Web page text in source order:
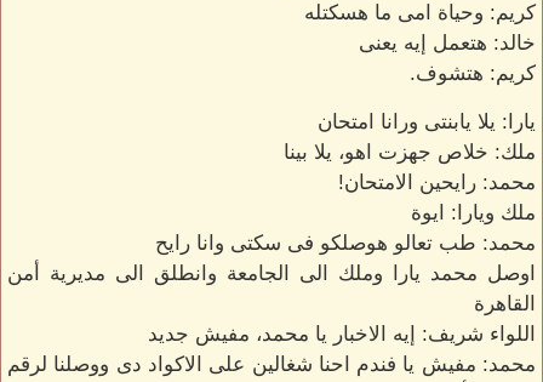
كريم: وحياة امى ما هسكتله
خالد: هتعمل إيه يعنى
كريم: هتشوف.
يارا: يلا يابنتى ورانا امتحان
ملك: خلاص جهزت اهو، يلا بينا
محمد: رايحين الامتحان!
ملك ويارا: ايوة
محمد: طب تعالو هوصلكو فى سكتى وانا رايح
اوصل محمد يارا وملك الى الجامعة وانطلق الى مديرية أمن
القاهرة
اللواء شريف: إيه الاخبار يا محمد، مفيش جديد
محمد: مفيش يا فندم احنا شغالين على الاكواد دى ووصلنا لرقم